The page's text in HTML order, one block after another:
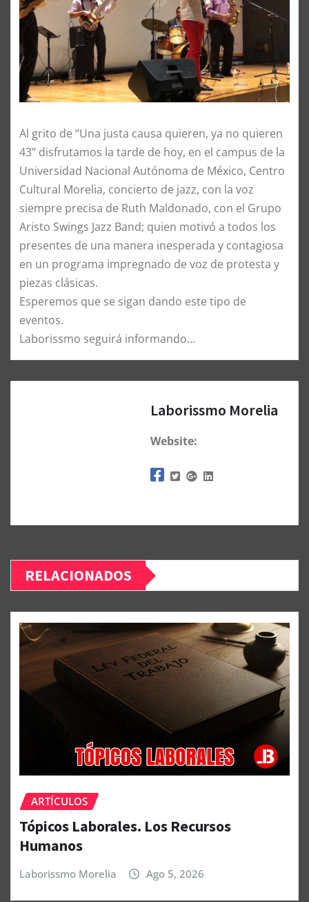
Al grito de “Una justa causa quieren, ya no quieren
43” disfrutamos la tarde de hoy, en el campus de la
Universidad Nacional Autónoma de México, Centro
Cultural Morelia, concierto de jazz, con la voz
siempre precisa de Ruth Maldonado, con el Grupo
Aristo Swings Jazz Band; quien motivó a todos los
presentes de una manera inesperada y contagiosa
en un programa impregnado de voz de protesta y
piezas clásicas.
Esperemos que se sigan dando este tipo de
eventos.
Laborissmo seguirá informando…
Laborissmo Morelia
Website:
RELACIONADOS
ARTÍCULOS
Tópicos Laborales. Los Recursos
Humanos
Laborissmo Morelia Ago 5, 2026